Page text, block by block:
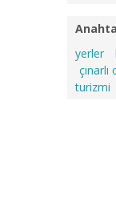
yerler
çınarlı
turizmi